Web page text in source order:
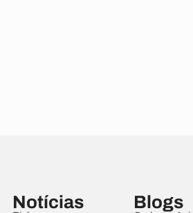
Notícias Blogs